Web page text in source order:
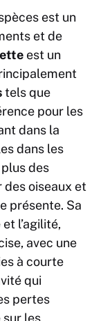
est un
et de
est un
tels que
pour les
dans la
dans les
des
oiseaux et
présente. Sa
l’agilité,
avec une
à courte
qui
pertes
les